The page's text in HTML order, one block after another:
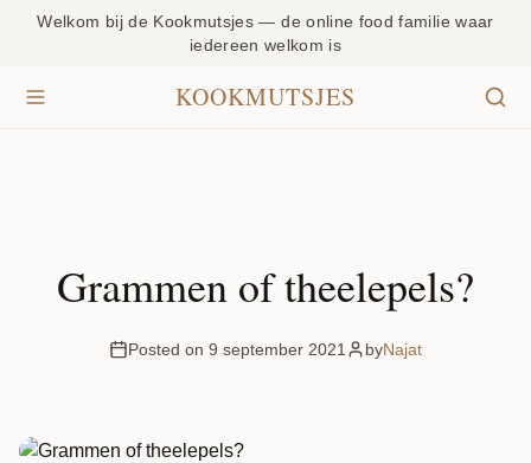
Welkom bij de Kookmutsjes — de online food familie waar
iedereen welkom is
KOOKMUTSJES
Grammen of theelepels?
Posted on 9 september 2021 byNajat